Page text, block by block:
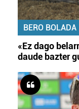
BERO BOLADA
«Ez dago
daude bazter